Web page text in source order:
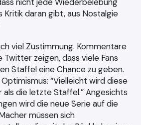
nicht jede Wiederbelebung
Kritik daran gibt, aus Nostalgie
viel Zustimmung. Kommentare
zeigen, dass viele Fans
Staffel eine Chance zu geben.
“Vielleicht wird diese
die letzte Staffel.” Angesichts
wird die neue Serie auf die
müssen sich